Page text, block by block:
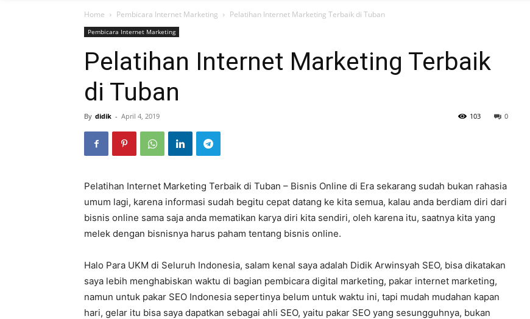
Home Pembicara Internet Marketing Pelatihan Internet Marketing Terbaik di Tuban
Pembicara Internet Marketing
Pelatihan Internet Marketing Terbaik
di Tuban
By didik - April 4, 2019 0
103
Pelatihan Internet Marketing Terbaik di Tuban – Bisnis Online di Era sekarang sudah bukan rahasia
umum lagi, karena informasi sudah begitu cepat datang ke kita semua, kalau anda berdiam diri dari
bisnis online sama saja anda mematikan karya diri kita sendiri, oleh karena itu, saatnya kita yang
melek dengan bisnisnya harus paham tentang bisnis online.
Halo Para UKM di Seluruh Indonesia, salam kenal saya adalah Didik Arwinsyah SEO, bisa dikatakan
saya lebih menghabiskan waktu di bagian pembicara digital marketing, pakar internet marketing,
namun untuk pakar SEO Indonesia sepertinya belum untuk waktu ini, tapi mudah mudahan kapan
hari, gelar itu bisa saya dapatkan sebagai ahli SEO, yaitu pakar SEO yang sesungguhnya, bukan